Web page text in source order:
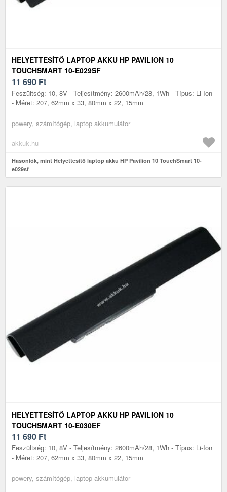
HELYETTESÍTŐ LAPTOP AKKU HP PAVILION 10
TOUCHSMART 10-E029SF
11 690 Ft
Feszültség: 10, 8V - Teljesítmény: 2600mAh/28, 1Wh - Típus: Li-Ion
- Méret: 207, 62mm x 33, 80mm x 22, 15mm
powery, számítógép, laptop akkumulátor
akkuk.hu
Hasonlók, mint Helyettesítő laptop akku HP Pavilion 10 TouchSmart 10-
e029sf
HELYETTESÍTŐ LAPTOP AKKU HP PAVILION 10
TOUCHSMART 10-E030EF
11 690 Ft
Feszültség: 10, 8V - Teljesítmény: 2600mAh/28, 1Wh - Típus: Li-Ion
- Méret: 207, 62mm x 33, 80mm x 22, 15mm
powery, számítógép, laptop akkumulátor